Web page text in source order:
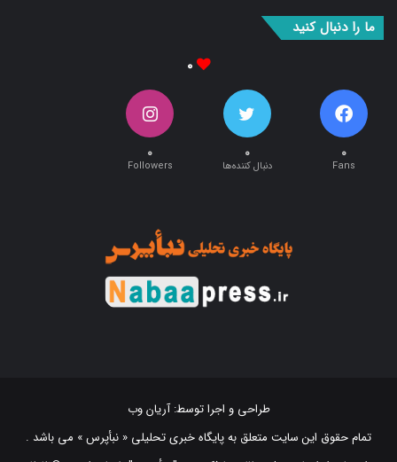
ما را دنبال کنید
۰
۰
Fans
۰
دنبال کننده‌ها
۰
Followers
طراحی و اجرا توسط:آریان وب
تمام حقوق این سایت متعلق به پایگاه خبری تحلیلی « نبأپرس » می باشد .